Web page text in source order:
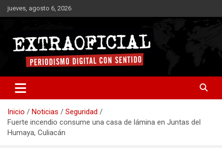
Saltar
al
jueves, agosto 6, 2026
Extraoficial
Inicio Noticias
Seguridad
Fuerte incendio consume una casa de lámina en Juntas del
Humaya, Culiacán